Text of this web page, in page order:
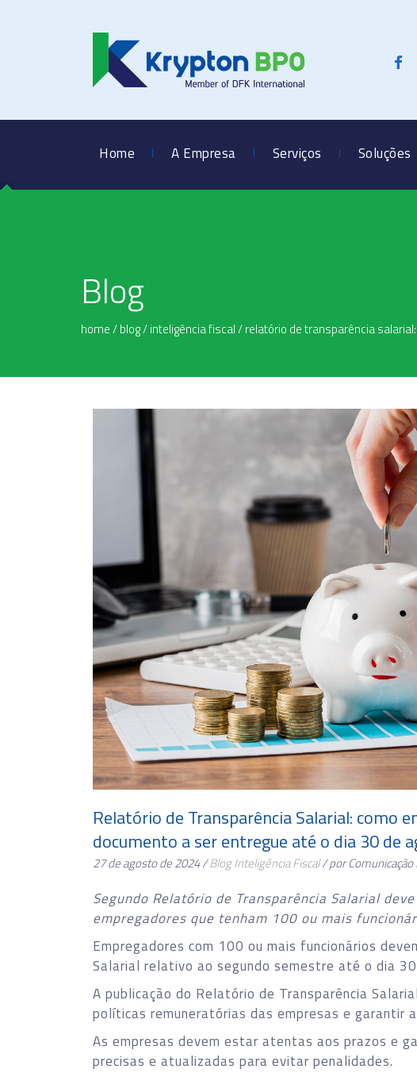
Home A Empresa Serviços Soluções
Blog
home/blog/inteligência fiscal/relatório de transparência
Relatório de Transparência Salarial: como
documento a ser entregue até o dia 30 de
27 de agosto de 2024 /BlogInteligência Fiscal/ por Comunicação
Segundo Relatório de Transparência Salarial
empregadores que tenham 100 ou mais
Empregadores com 100 ou mais funcionários
Salarial relativo ao segundo semestre até o dia
A publicação do Relatório de Transparência
políticas remuneratórias das empresas e garantir
As empresas devem estar atentas aos prazos e
precisas e atualizadas para evitar penalidades.